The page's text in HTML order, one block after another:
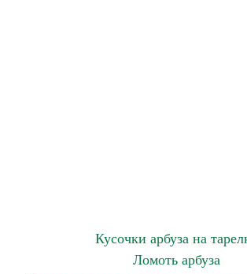
Кусочки арбуза на
Ломоть арбуза